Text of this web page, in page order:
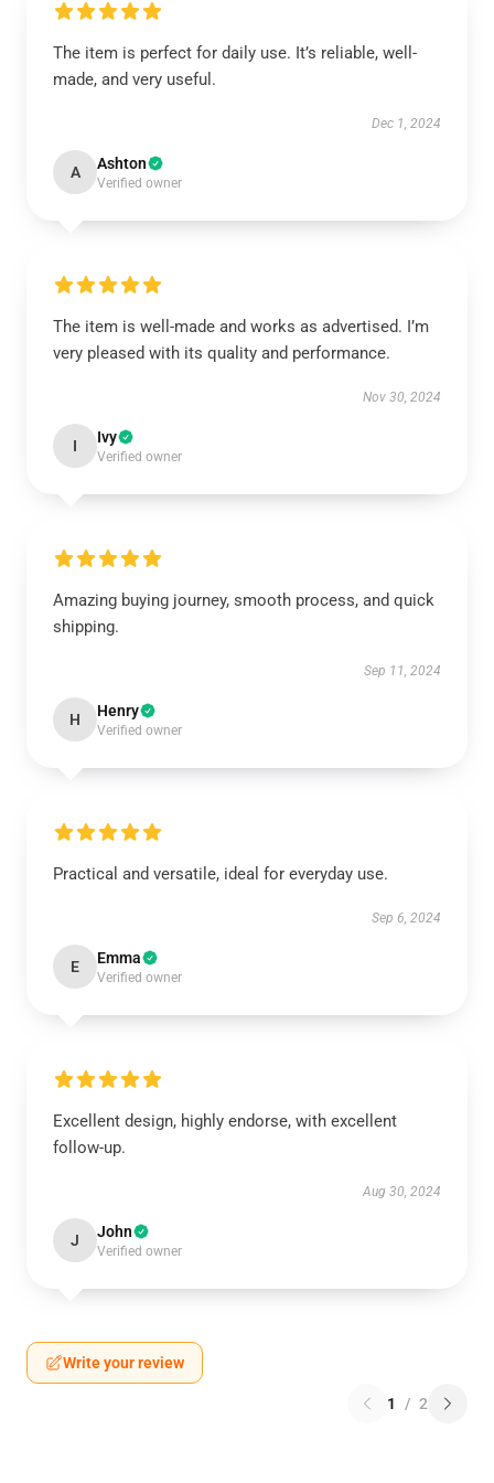
The item is perfect for daily use. It’s reliable, well-
made, and very useful.
Dec 1, 2024
A Ashton
Verified owner
The item is well-made and works as advertised. I’m
very pleased with its quality and performance.
Nov 30, 2024
I Ivy
Verified owner
Amazing buying journey, smooth process, and quick
shipping.
Sep 11, 2024
H Henry
Verified owner
Practical and versatile, ideal for everyday use.
Sep 6, 2024
E Emma
Verified owner
Excellent design, highly endorse, with excellent
follow-up.
Aug 30, 2024
J John
Verified owner
Write your review
1 / 2